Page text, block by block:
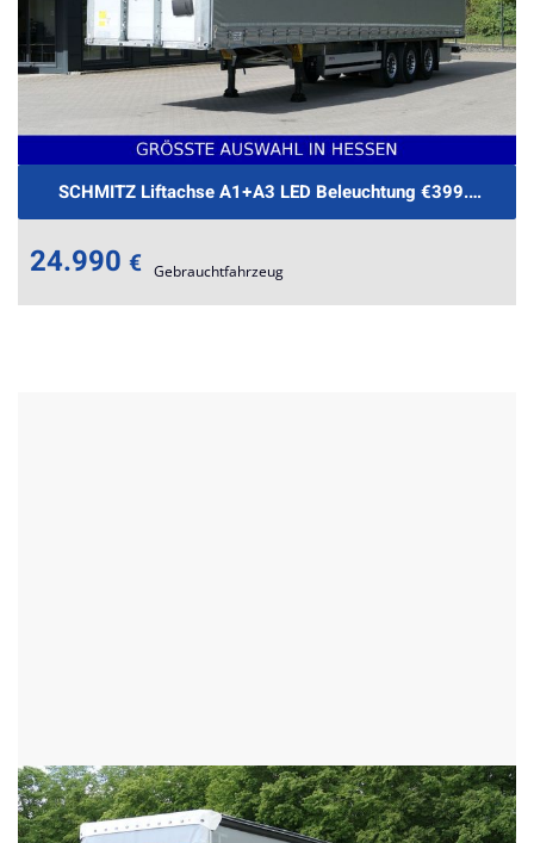
SCHMITZ Liftachse A1+A3 LED Beleuchtung €399.-mtl.
24.990 € Gebrauchtfahrzeug